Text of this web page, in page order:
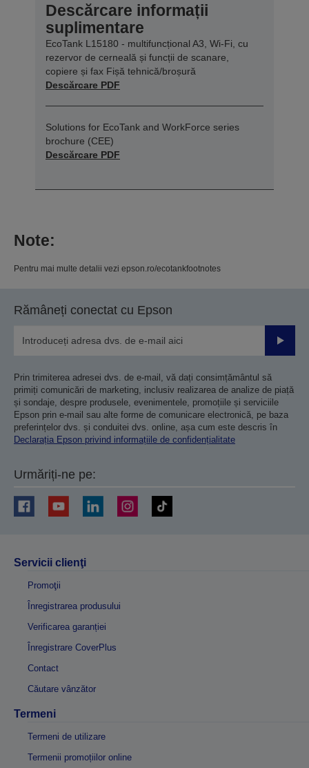
Descărcare informații
suplimentare
EcoTank L15180 - multifuncțional A3, Wi-Fi, cu
rezervor de cerneală și funcții de scanare,
copiere și fax Fișă tehnică/broșură
Descărcare PDF
Solutions for EcoTank and WorkForce series
brochure (CEE)
Descărcare PDF
Note:
Pentru mai multe detalii vezi epson.ro/ecotankfootnotes
Rămâneți conectat cu Epson
Prin trimiterea adresei dvs. de e-mail, vă dați consimțământul să
primiți comunicări de marketing, inclusiv realizarea de analize de piață
și sondaje, despre produsele, evenimentele, promoțiile și serviciile
Epson prin e-mail sau alte forme de comunicare electronică, pe baza
preferințelor dvs. și conduitei dvs. online, așa cum este descris în
Declarația Epson privind informațiile de confidențialitate
Urmăriți-ne pe:
Servicii clienţi
Promoţii
Înregistrarea produsului
Verificarea garanției
Înregistrare CoverPlus
Contact
Căutare vânzător
Termeni
Termeni de utilizare
Termenii promoțiilor online